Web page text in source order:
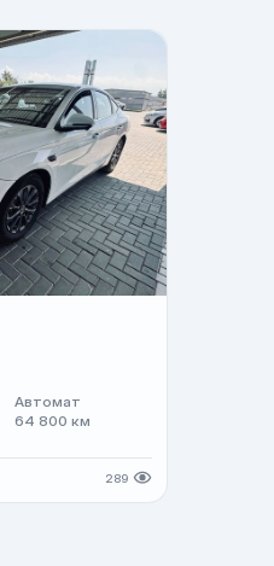
Автомат
64 800 км
289